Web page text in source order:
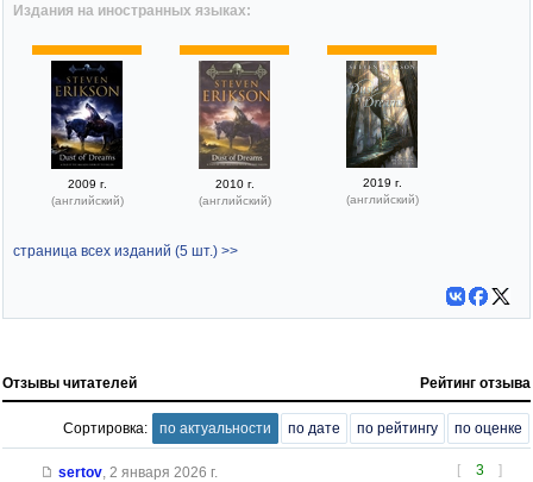
Издания на иностранных языках:
2009 г.
(английский)
2010 г.
(английский)
2019 г.
(английский)
страница всех изданий (5 шт.) >>
Отзывы читателей Рейтинг отзыва
Сортировка: по актуальности по дате по рейтингу по оценке
[ 3 ]
sertov, 2 января 2026 г.